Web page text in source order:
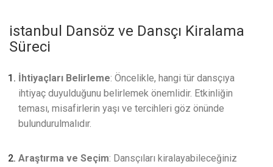
istanbul Dansöz ve Dansçı Kiralama
Süreci
İhtiyaçları Belirleme: Öncelikle, hangi tür dansçıya
ihtiyaç duyulduğunu belirlemek önemlidir. Etkinliğin
teması, misafirlerin yaşı ve tercihleri göz önünde
bulundurulmalıdır.
Araştırma ve Seçim: Dansçıları kiralayabileceğiniz